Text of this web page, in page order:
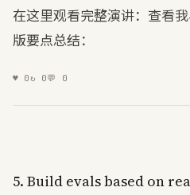
在这里观看完整演讲：查看
版要点总结：
♥ 0↻ 0💬 0
5. Build evalsbased on